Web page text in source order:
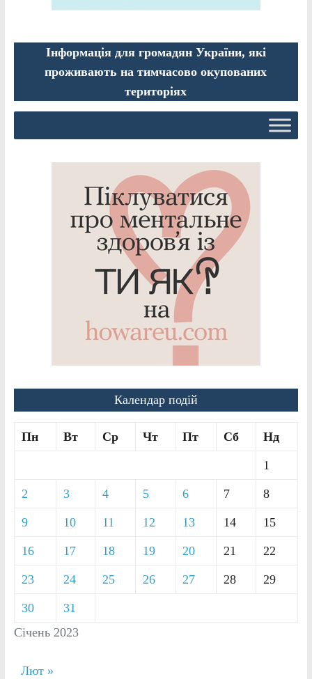
Інформація для громадян України, які
проживають на тимчасово окупованих
територіях
Календар подій
Січень 2023
Пн Вт Ср Чт Пт Сб Нд
1
2 3 4 5 6 7 8
9 10 11 12 13 14 15
16 17 18 19 20 21 22
23 24 25 26 27 28 29
30 31
Лют »